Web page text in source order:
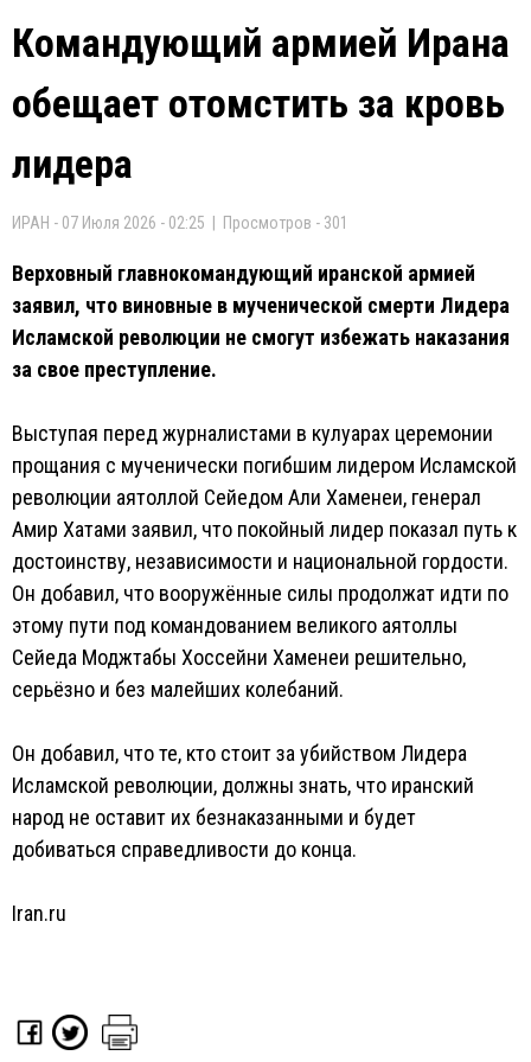
Командующий армией Ирана
обещает отомстить за кровь
лидера
ИРАН - 07 Июля 2026 - 02:25 | Просмотров - 301
Верховный главнокомандующий иранской армией
заявил, что виновные в мученической смерти Лидера
Исламской революции не смогут избежать наказания
за свое преступление.
Выступая перед журналистами в кулуарах церемонии
прощания с мученически погибшим лидером Исламской
революции аятоллой Сейедом Али Хаменеи, генерал
Амир Хатами заявил, что покойный лидер показал путь к
достоинству, независимости и национальной гордости.
Он добавил, что вооружённые силы продолжат идти по
этому пути под командованием великого аятоллы
Сейеда Моджтабы Хоссейни Хаменеи решительно,
серьёзно и без малейших колебаний.
Он добавил, что те, кто стоит за убийством Лидера
Исламской революции, должны знать, что иранский
народ не оставит их безнаказанными и будет
добиваться справедливости до конца.
Iran.ru